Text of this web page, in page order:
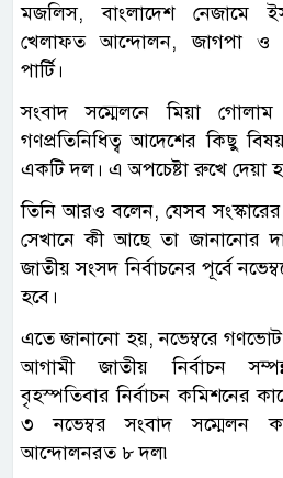
মজলিস, বাংলাদেশ নেজামে
খেলাফত আন্দোলন, জাগপা ও
পার্টি।
সংবাদ সম্মেলনে মিয়া
গণপ্রতিনিধিত্ব আদেশের কিছু
একটি দল। এ অপচেষ্টা রুখে দেয়া
তিনি আরও বলেন, যেসব
সেখানে কী আছে তা জানানোর
জাতীয় সংসদ নির্বাচনের পূর্বে
হবে।
এতে জানানো হয়, নভেম্বরে
আগামী জাতীয় নির্বাচন
বৃহস্পতিবার নির্বাচন কমিশনের
৩ নভেম্বর সংবাদ সম্মেলন
আন্দোলনরত ৮ দল৷